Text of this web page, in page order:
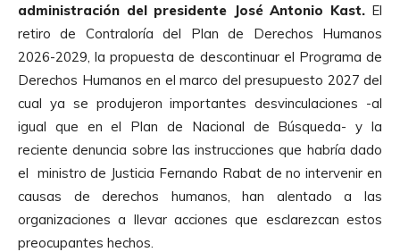
administración del presidente José Antonio Kast.El
retiro de Contraloría del Plan de Derechos Humanos
2026-2029, la propuesta de descontinuar el Programa de
Derechos Humanos en el marco del presupuesto 2027 del
cual ya se produjeron importantes desvinculaciones -al
igual que en el Plan de Nacional de Búsqueda- y la
reciente denuncia sobre las instrucciones que habría dado
el ministro de Justicia Fernando Rabat de no intervenir en
causas de derechos humanos, han alentado a las
organizaciones a llevar acciones que esclarezcan estos
preocupantes hechos.